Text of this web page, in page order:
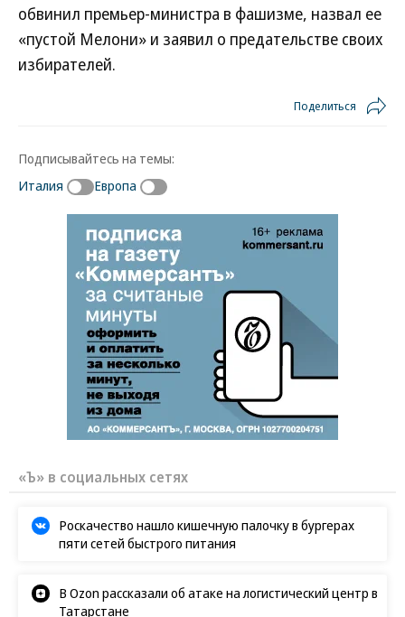
обвинил премьер-министра в фашизме, назвал ее
«пустой Мелони» и заявил о предательстве своих
избирателей.
Поделиться
Подписывайтесь на темы:
Италия
Европа
«Ъ» в социальных сетях
Роскачество нашло кишечную палочку в бургерах
пяти сетей быстрого питания
В Ozon рассказали об атаке на логистический центр в
Татарстане